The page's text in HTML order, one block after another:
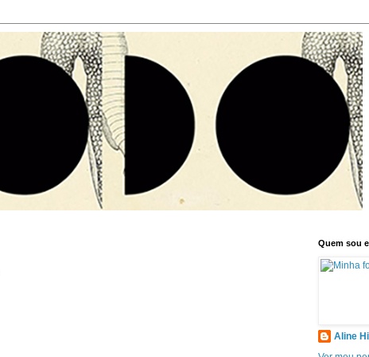
Quem sou
Aline